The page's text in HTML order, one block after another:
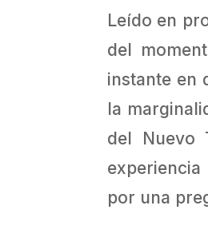
Leído en
del
instante en
la
del Nuevo
por una